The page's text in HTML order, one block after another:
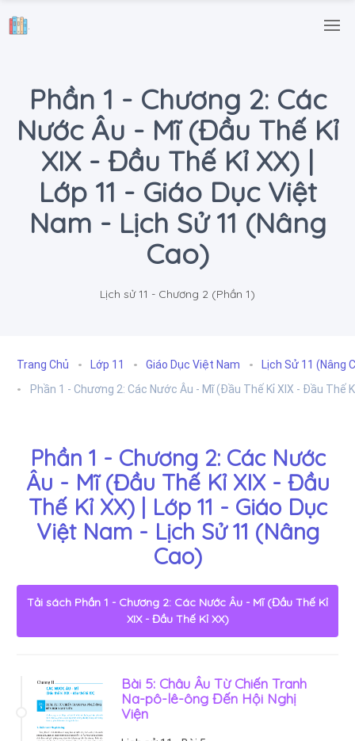
.
Phần 1 - Chương 2: Các
Nước Âu - Mĩ (Đầu Thế Kỉ
XIX - Đầu Thế Kỉ XX) |
Lớp 11 - Giáo Dục Việt
Nam - Lịch Sử 11 (Nâng
Cao)
Lịch sử 11 - Chương 2 (Phần 1)
Trang Chủ Lớp 11 Giáo Dục Việt Nam
Lịch Sử 11 (Nâng
Phần 1 - Chương 2: Các Nước Âu - Mĩ (Đầu Thế Kỉ XIX - Đầu Thế
Phần 1 - Chương 2: Các Nước
Âu - Mĩ (Đầu Thế Kỉ XIX - Đầu
Thế Kỉ XX) | Lớp 11 - Giáo Dục
Việt Nam - Lịch Sử 11 (Nâng
Cao)
Tải sách Phần 1 - Chương 2: Các Nước Âu - Mĩ (Đầu Thế Kỉ
XIX - Đầu Thế Kỉ XX)
Bài 5: Châu Âu Từ Chiến Tranh
Na-pô-lê-ông Đến Hội Nghị
Viện